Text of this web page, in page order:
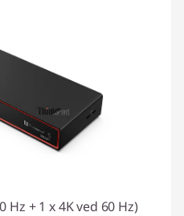
Hz + 1 x 4K ved 60 Hz)